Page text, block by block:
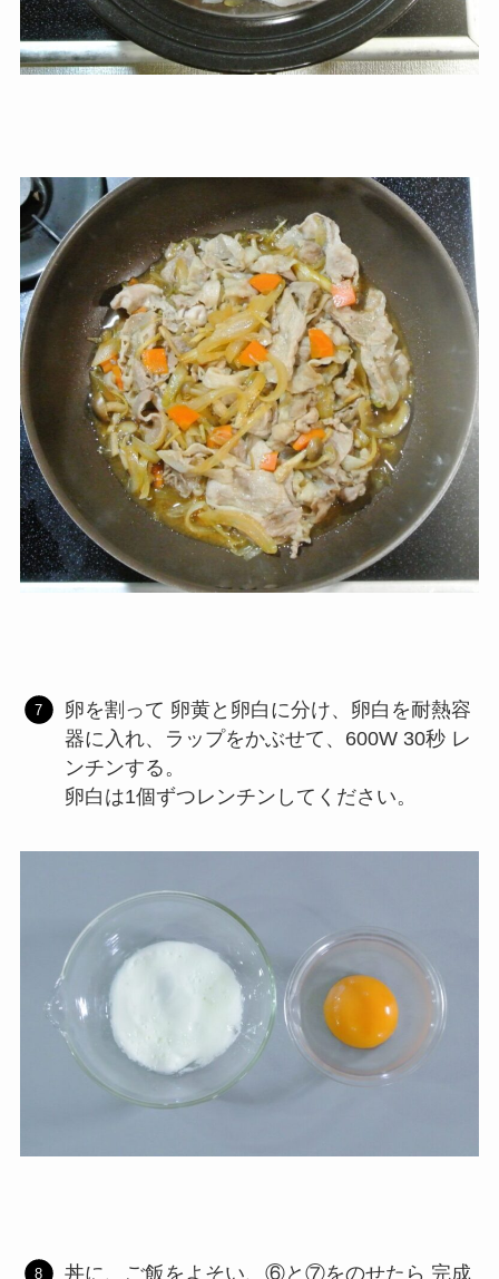
卵を割って 卵黄と卵白に分け、卵白を耐熱容
器に入れ、ラップをかぶせて、600W 30秒 レ
ンチンする。
卵白は1個ずつレンチンしてください。
丼に、ご飯をよそい、⑥と⑦をのせたら 完成